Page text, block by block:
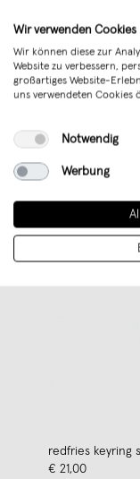
redfries keyring
€ 21,00
Wir verwenden Cookies
Wir können diese zur
Website zu verbessern,
großartiges Website-
uns verwendeten Cookies
Notwendig
Werbung